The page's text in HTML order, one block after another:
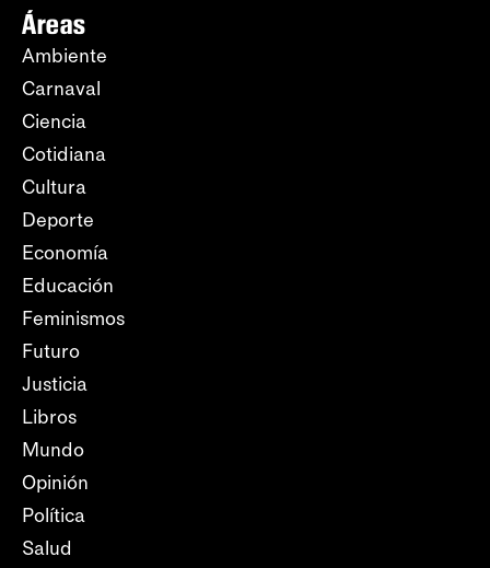
Áreas
Ambiente
Carnaval
Ciencia
Cotidiana
Cultura
Deporte
Economía
Educación
Feminismos
Futuro
Justicia
Libros
Mundo
Opinión
Política
Salud